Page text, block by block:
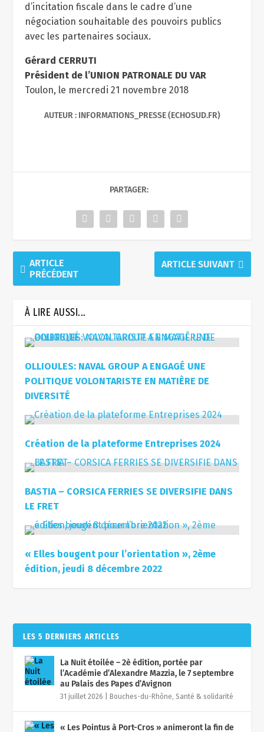
d’incitation fiscale dans le cadre d’une
négociation souhaitable des pouvoirs publics
avec les partenaires sociaux.
Gérard CERRUTI
Président de l’UNION PATRONALE DU VAR
Toulon, le mercredi 21 novembre 2018
AUTEUR : INFORMATIONS_PRESSE (ECHOSUD.FR)
PARTAGER:
ARTICLE
PRÉCÉDENT
ARTICLE SUIVANT
À LIRE AUSSI...
OLLIOULES: NAVAL GROUP A ENGAGÉ UNE
POLITIQUE VOLONTARISTE EN MATIÈRE DE
DIVERSITÉ
Création de la plateforme Entreprises 2024
BASTIA – CORSICA FERRIES SE DIVERSIFIE DANS
LE FRET
« Elles bougent pour l’orientation », 2ème
édition, jeudi 8 décembre 2022
LES 5 DERNIERS ARTICLES
La Nuit étoilée – 2è édition, portée par
l’Académie d’Alexandre Mazzia, le 7 septembre
au Palais des Papes d’Avignon
31 juillet 2026 Bouches-du-Rhône,Santé & solidarité
« Les Pointus à Port-Cros » animeront la fin de